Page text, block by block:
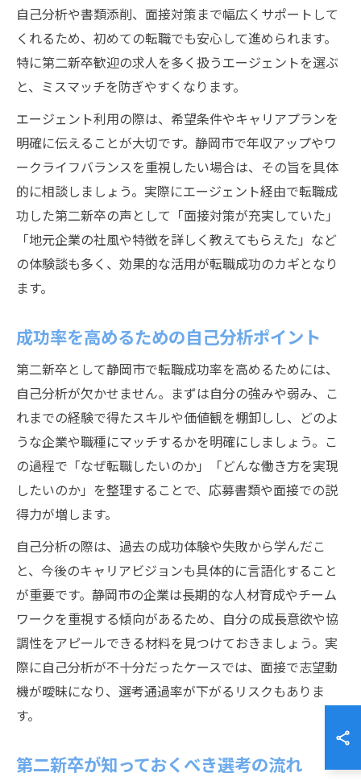
自己分析や書類添削、面接対策まで幅広くサポートして
くれるため、初めての転職でも安心して進められます。
特に第二新卒歓迎の求人を多く扱うエージェントを選ぶ
と、ミスマッチを防ぎやすくなります。
エージェント利用の際は、希望条件やキャリアプランを
明確に伝えることが大切です。静岡市で年収アップやワ
ークライフバランスを重視したい場合は、その旨を具体
的に相談しましょう。実際にエージェント経由で転職成
功した第二新卒の声として「面接対策が充実していた」
「地元企業の社風や特徴を詳しく教えてもらえた」など
の体験談も多く、効果的な活用が転職成功のカギとなり
ます。
成功率を高めるための自己分析ポイント
第二新卒として静岡市で転職成功率を高めるためには、
自己分析が欠かせません。まずは自分の強みや弱み、こ
れまでの経験で得たスキルや価値観を棚卸しし、どのよ
うな企業や職種にマッチするかを明確にしましょう。こ
の過程で「なぜ転職したいのか」「どんな働き方を実現
したいのか」を整理することで、応募書類や面接での説
得力が増します。
自己分析の際は、過去の成功体験や失敗から学んだこ
と、今後のキャリアビジョンも具体的に言語化すること
が重要です。静岡市の企業は長期的な人材育成やチーム
ワークを重視する傾向があるため、自分の成長意欲や協
調性をアピールできる材料を見つけておきましょう。実
際に自己分析が不十分だったケースでは、面接で志望動
機が曖昧になり、選考通過率が下がるリスクもありま
す。
第二新卒が知っておくべき選考の流れ